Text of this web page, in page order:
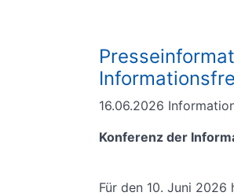
16.06.2026
Konferenz der
Für den 10. Juni 2026